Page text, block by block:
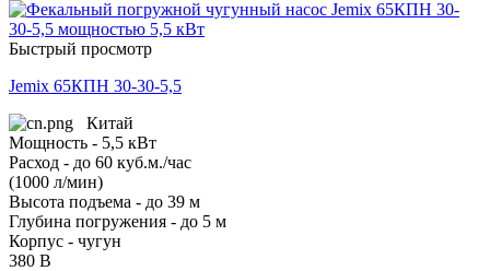
Быстрый просмотр
Jemix 65КПН 30-30-5,5
Китай
Мощность - 5,5 кВт
Расход - до 60 куб.м./час
(1000 л/мин)
Высота подъема - до 39 м
Глубина погружения - до 5 м
Корпус - чугун
380 В